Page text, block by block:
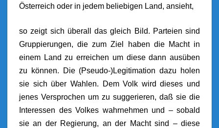
Österreich oder in jedem beliebigen Land, ansieht,
so zeigt sich überall das gleich Bild. Parteien sind
Gruppierungen, die zum Ziel haben die Macht in
einem Land zu erreichen um diese dann ausüben
zu können. Die (Pseudo-)Legitimation dazu holen
sie sich über Wahlen. Dem Volk wird dieses und
jenes Versprochen um zu suggerieren, daß sie die
Interessen des Volkes wahrnehmen und – sobald
sie an der Regierung, an der Macht sind – diese